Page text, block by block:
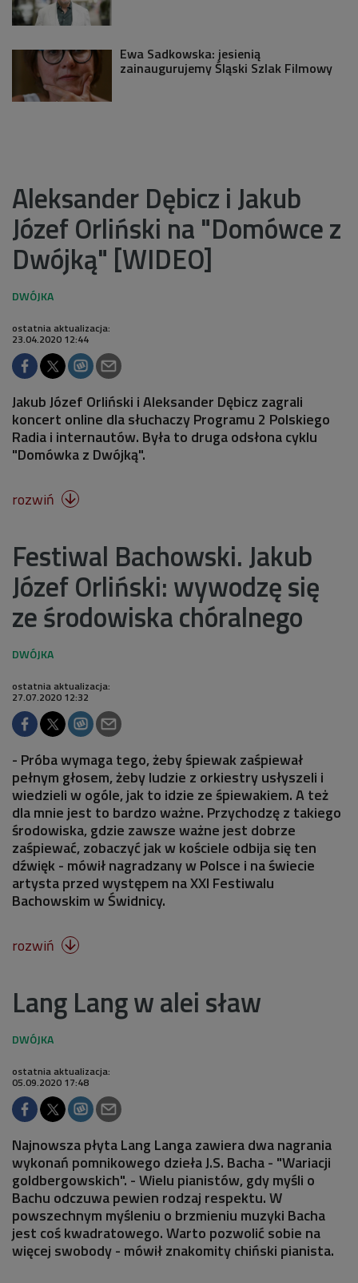
Ewa Sadkowska: jesienią
zainaugurujemy Śląski Szlak Filmowy
Aleksander Dębicz i Jakub
Józef Orliński na "Domówce z
Dwójką" [WIDEO]
ostatnia aktualizacja:
23.04.2020 12:44
Jakub Józef Orliński i Aleksander Dębicz zagrali
koncert online dla słuchaczy Programu 2 Polskiego
Radia i internautów. Była to druga odsłona cyklu
"Domówka z Dwójką".
rozwiń 
Festiwal Bachowski. Jakub
Józef Orliński: wywodzę się
ze środowiska chóralnego
ostatnia aktualizacja:
27.07.2020 12:32
- Próba wymaga tego, żeby śpiewak zaśpiewał
pełnym głosem, żeby ludzie z orkiestry usłyszeli i
wiedzieli w ogóle, jak to idzie ze śpiewakiem. A też
dla mnie jest to bardzo ważne. Przychodzę z takiego
środowiska, gdzie zawsze ważne jest dobrze
zaśpiewać, zobaczyć jak w kościele odbija się ten
dźwięk - mówił nagradzany w Polsce i na świecie
artysta przed występem na XXI Festiwalu
Bachowskim w Świdnicy.
rozwiń 
Lang Lang w alei sław
ostatnia aktualizacja:
05.09.2020 17:48
Najnowsza płyta Lang Langa zawiera dwa nagrania
wykonań pomnikowego dzieła J.S. Bacha - "Wariacji
goldbergowskich". - Wielu pianistów, gdy myśli o
Bachu odczuwa pewien rodzaj respektu. W
powszechnym myśleniu o brzmieniu muzyki Bacha
jest coś kwadratowego. Warto pozwolić sobie na
więcej swobody - mówił znakomity chiński pianista.